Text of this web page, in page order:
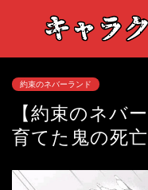
約束のネバーランド
【約束のネバ
育てた鬼の死